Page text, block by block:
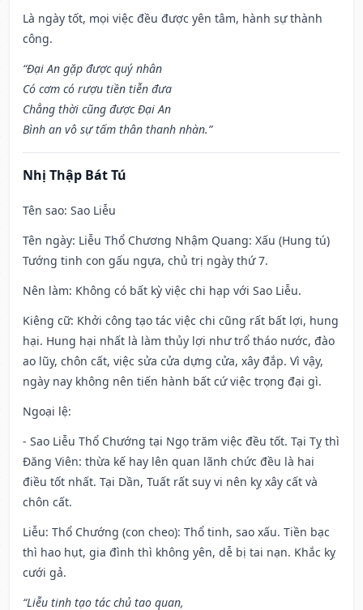
Là ngày tốt, mọi việc đều được yên tâm, hành sự thành
công.
“Đại An gặp được quý nhân
Có cơm có rượu tiền tiễn đưa
Chẳng thời cũng được Đại An
Bình an vô sự tấm thân thanh nhàn.”
Nhị Thập Bát Tú
Tên sao: Sao Liễu
Tên ngày: Liễu Thổ Chương Nhậm Quang: Xấu (Hung tú)
Tướng tinh con gấu ngựa, chủ trị ngày thứ 7.
Nên làm: Không có bất kỳ việc chi hạp với Sao Liễu.
Kiêng cữ: Khởi công tạo tác việc chi cũng rất bất lợi, hung
hại. Hung hại nhất là làm thủy lợi như trổ tháo nước, đào
ao lũy, chôn cất, việc sửa cửa dựng cửa, xây đắp. Vì vậy,
ngày nay không nên tiến hành bất cứ việc trọng đại gì.
Ngoại lệ:
- Sao Liễu Thổ Chướng tại Ngọ trăm việc đều tốt. Tại Tỵ thì
Đăng Viên: thừa kế hay lên quan lãnh chức đều là hai
điều tốt nhất. Tại Dần, Tuất rất suy vi nên kỵ xây cất và
chôn cất.
Liễu: Thổ Chướng (con cheo): Thổ tinh, sao xấu. Tiền bạc
thì hao hụt, gia đình thì không yên, dễ bị tai nạn. Khắc kỵ
cưới gả.
“Liễu tinh tạo tác chủ tao quan,